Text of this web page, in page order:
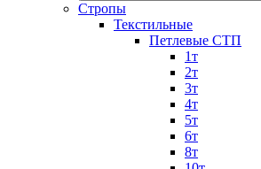
Стропы
Текстильные
Петлевые СТП
1т
2т
3т
4т
5т
6т
8т